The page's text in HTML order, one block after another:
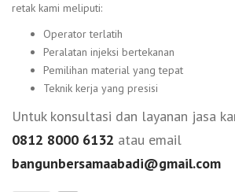
retak kami meliputi:
Operator terlatih
Peralatan injeksi bertekanan
Pemilihan material yang tepat
Teknik kerja yang presisi
Untuk konsultasi dan layanan jasa
0812 8000 6132 atau email
bangunbersamaabadi@gmail.com